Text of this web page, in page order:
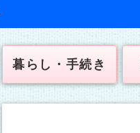
暮らし・手続き